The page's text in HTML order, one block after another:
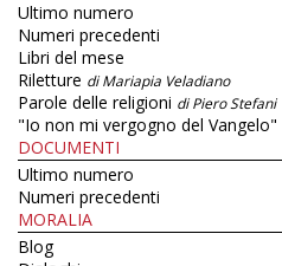
Ultimo numero
Numeri precedenti
Libri del mese
Riletture di Mariapia Veladiano
Parole delle religioni di Piero Stefani
"Io non mi vergogno del Vangelo"
DOCUMENTI
Ultimo numero
Numeri precedenti
MORALIA
Blog